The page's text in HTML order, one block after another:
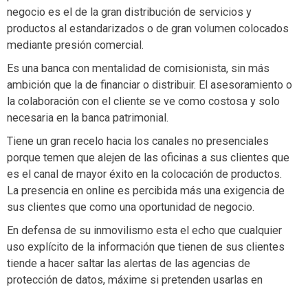
negocio es el de la gran distribución de servicios y
productos al estandarizados o de gran volumen colocados
mediante presión comercial.
Es una banca con mentalidad de comisionista, sin más
ambición que la de financiar o distribuir. El asesoramiento o
la colaboración con el cliente se ve como costosa y solo
necesaria en la banca patrimonial.
Tiene un gran recelo hacia los canales no presenciales
porque temen que alejen de las oficinas a sus clientes que
es el canal de mayor éxito en la colocación de productos.
La presencia en online es percibida más una exigencia de
sus clientes que como una oportunidad de negocio.
En defensa de su inmovilismo esta el echo que cualquier
uso explícito de la información que tienen de sus clientes
tiende a hacer saltar las alertas de las agencias de
protección de datos, máxime si pretenden usarlas en